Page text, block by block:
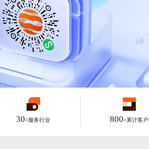
30+服务行业 800+累计客户